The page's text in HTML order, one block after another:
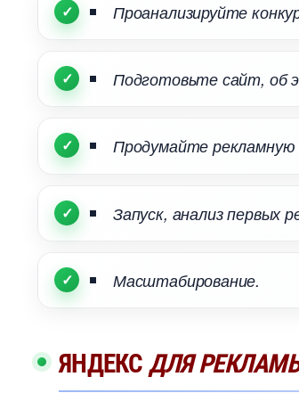
Проанализируйте
Подготовьте сайт, об
Продумайте
Запуск, анализ первых
Масштабирование.
ЯНДЕКС ДЛЯ